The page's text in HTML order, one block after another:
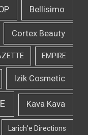
Bellisimo
Cortex Beauty
EMPIRE
Izik Cosmetic
Kava Kava
Larich'e Directions